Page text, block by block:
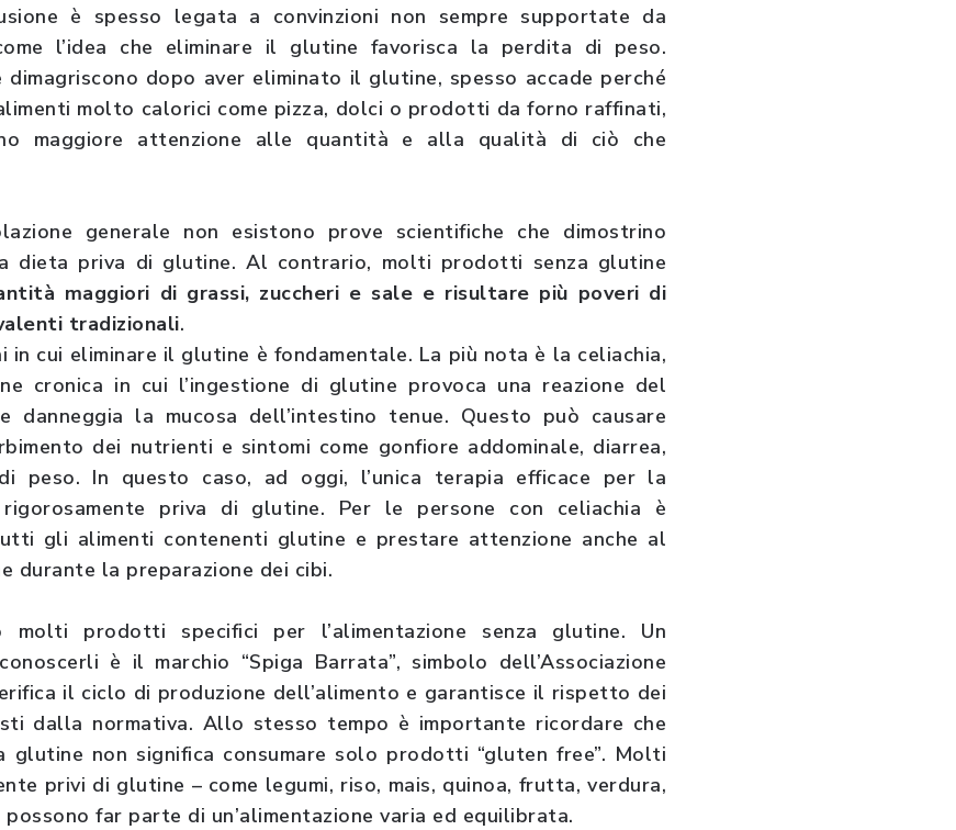
è spesso legata a convinzioni non sempre supportate da
l’idea che eliminare il glutine favorisca la perdita di peso.
dimagriscono dopo aver eliminato il glutine, spesso accade perché
molto calorici come pizza, dolci o prodotti da forno raffinati,
maggiore attenzione alle quantità e alla qualità di ciò che
generale non esistono prove scientifiche che dimostrino
dieta priva di glutine. Al contrario, molti prodotti senza glutine
maggiori di grassi, zuccheri e sale e risultare più poveri di
tradizionali.
in cui eliminare il glutine è fondamentale. La più nota è la celiachia,
cronica in cui l’ingestione di glutine provoca una reazione del
danneggia la mucosa dell’intestino tenue. Questo può causare
dei nutrienti e sintomi come gonfiore addominale, diarrea,
peso. In questo caso, ad oggi, l’unica terapia efficace per la
priva di glutine. Per le persone con celiachia è
gli alimenti contenenti glutine e prestare attenzione anche al
durante la preparazione dei cibi.
molti prodotti specifici per l’alimentazione senza glutine. Un
è il marchio “Spiga Barrata”, simbolo dell’Associazione
il ciclo di produzione dell’alimento e garantisce il rispetto dei
dalla normativa. Allo stesso tempo è importante ricordare che
glutine non significa consumare solo prodotti “gluten free”. Molti
privi di glutine – come legumi, riso, mais, quinoa, frutta, verdura,
far parte di un’alimentazione varia ed equilibrata.